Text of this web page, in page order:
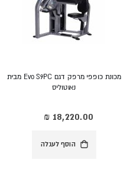
מכונת כופפי מרפק דגם Evo S9PC מבית
נאוטוליס
הוסף לעגלה